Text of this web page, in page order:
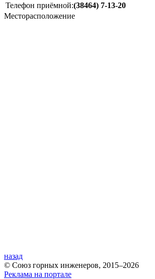
Телефон приёмной:(38464) 7-13-20
Месторасположение
назад
© Союз горных инженеров, 2015–2026
Реклама на портале